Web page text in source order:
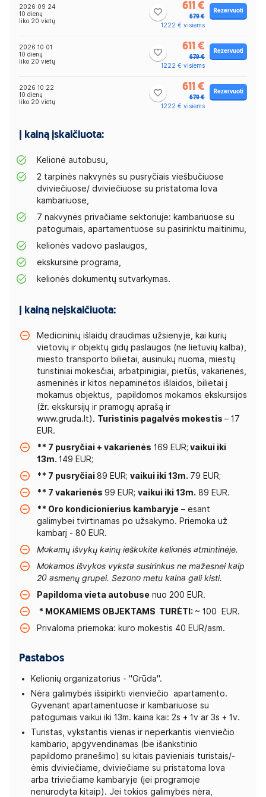
2026 09 24
10 dienų
liko 20 vietų
611 €
679 €
1222 € visiems
Rezervuoti
2026 10 01
10 dienų
liko 20 vietų
611 €
679 €
1222 € visiems
Rezervuoti
2026 10 22
10 dienų
liko 20 vietų
611 €
679 €
1222 € visiems
Rezervuoti
Į kainą įskaičiuota:
Kelionė autobusu,
2 tarpinės nakvynės su pusryčiais viešbučiuose
dviviečiuose/ dviviečiuose su pristatoma lova
kambariuose,
7 nakvynės privačiame sektoriuje: kambariuose su
patogumais, apartamentuose su pasirinktu maitinimu,
kelionės vadovo paslaugos,
ekskursinė programa,
kelionės dokumentų sutvarkymas.
Į kainą neįskaičiuota:
Medicininių išlaidų draudimas užsienyje, kai kurių
vietovių ir objektų gidų paslaugos (ne lietuvių kalba),
miesto transporto bilietai, ausinukų nuoma, miestų
turistiniai mokesčiai, arbatpinigiai, pietūs, vakarienės,
asmeninės ir kitos nepaminėtos išlaidos, bilietai į
mokamus objektus, papildomos mokamos ekskursijos
(žr. ekskursijų ir pramogų aprašą ir
www.gruda.lt). Turistinis pagalvės mokestis – 17
EUR.
** 7 pusryčiai + vakarienės 169 EUR; vaikui iki
13m. 149 EUR;
** 7 pusryčiai89 EUR; vaikui iki 13m. 79 EUR;
** 7 vakarienės 99 EUR; vaikui iki 13m. 89 EUR.
** Oro kondicionierius kambaryje – esant
galimybei tvirtinamas po užsakymo. Priemoka už
kambarį - 80 EUR.
Mokamų išvykų kainų ieškokite kelionės atmintinėje.
Mokamos išvykos vyksta susirinkus ne mažesnei kaip
20 asmenų grupei. Sezono metu kaina gali kisti.
Papildoma vieta autobuse nuo 200 EUR.
* MOKAMIEMS OBJEKTAMS TURĖTI: ~ 100 EUR.
Privaloma priemoka: kuro mokestis 40 EUR/asm.
Pastabos
Kelionių organizatorius - "Grūda".
Nėra galimybės išsipirkti vienviečio apartamento.
Gyvenant apartamentuose ir kambariuose su
patogumais vaikui iki 13m. kaina kai: 2s + 1v ar 3s + 1v.
Turistas, vykstantis vienas ir neperkantis vienviečio
kambario, apgyvendinamas (be išankstinio
papildomo pranešimo) su kitais pavieniais turistais/-
ėmis dviviečiame, dviviečiame su pristatoma lova
arba triviečiame kambaryje (jei programoje
nenurodyta kitaip). Jei tokios galimybės nėra,